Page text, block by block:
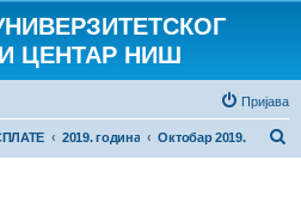
ЦЕНТАР НИШ
Пријава
2019. година Октобар 2019.